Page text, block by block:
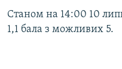
Станом на 14:00 10
1,1 бала з можливих 5.